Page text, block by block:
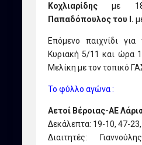
Κοχλιαρίδης με
Παπαδόπουλος του Ι.
Επόμενο παιχνίδι
Κυριακή 5/11 και ώρα
Μελίκη με τον τοπικό
Το φύλλο αγώνα :
Αετοί Βέροιας-ΑΕ
Δεκάλεπτα: 19-10, 47-
Διαιτητές: